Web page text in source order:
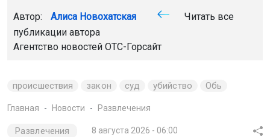
Автор: Алиса Новохатская
Читать все
публикации автора
Агентство новостей ОТС-Горсайт
происшествия закон суд убийство Обь
Главная Новости Развлечения
Развлечения 8 августа 2026 - 06:00